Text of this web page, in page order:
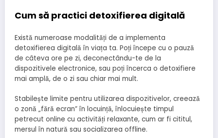
Cum să practici detoxifierea digitală
Există numeroase modalități de a implementa
detoxifierea digitală în viața ta. Poți începe cu o pauză
de câteva ore pe zi, deconectându-te de la
dispozitivele electronice, sau poți încerca o detoxifiere
mai amplă, de o zi sau chiar mai mult.
Stabilește limite pentru utilizarea dispozitivelor, creează
o zonă „fără ecran” în locuință, înlocuiește timpul
petrecut online cu activități relaxante, cum ar fi cititul,
mersul în natură sau socializarea offline.